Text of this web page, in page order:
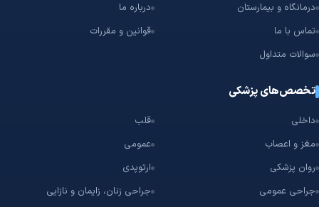
درمانگاه و بیمارستان
درباره ما
تماس با ما
قوانین و مقررات
سوالات متداول
تخصص‌های پزشکی
داخلی
قلب
مغز و اعصاب
عمومی
روان پزشکی
ارتوپدی
جراحی عمومی
جراحی زنان، زایمان و نازایی